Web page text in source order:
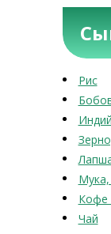
Рис
Мука,
Кофе
Чай